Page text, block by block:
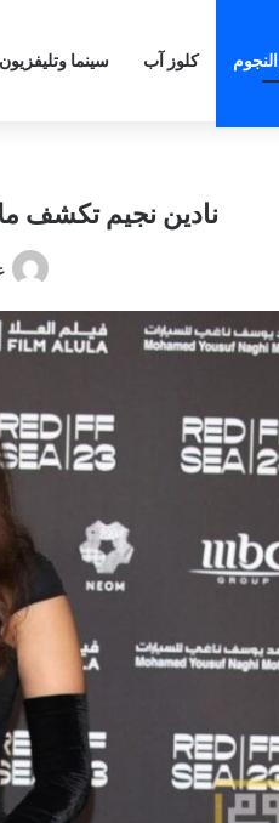
كلوز آب سينما وتليفزيون
نادين نجيم تكشف